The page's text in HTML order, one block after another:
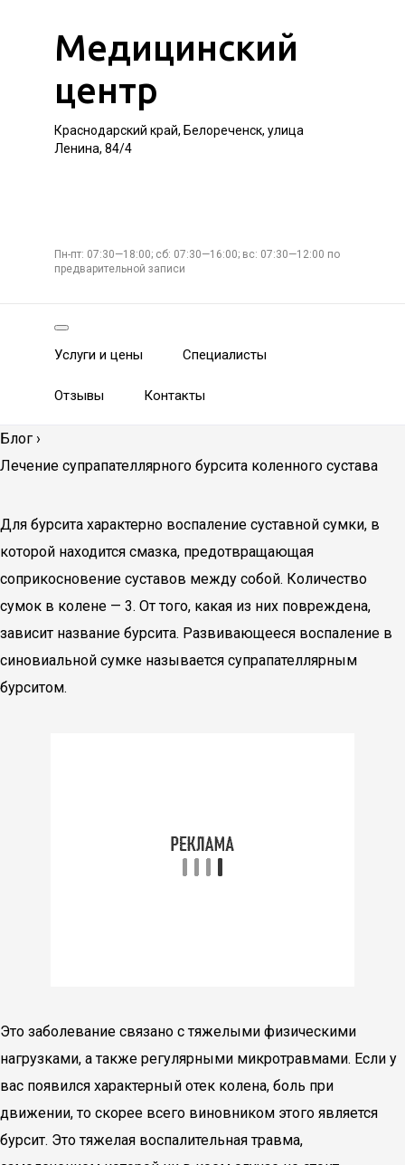
Медицинский
центр
Краснодарский край, Белореченск, улица
Ленина, 84/4
Пн-пт: 07:30—18:00; сб: 07:30—16:00; вс: 07:30—12:00 по
предварительной записи
Услуги и цены Специалисты
Отзывы Контакты
Блог ›
Лечение супрапателлярного бурсита коленного сустава
Для бурсита характерно воспаление суставной сумки, в
которой находится смазка, предотвращающая
соприкосновение суставов между собой. Количество
сумок в колене — 3. От того, какая из них повреждена,
зависит название бурсита. Развивающееся воспаление в
синовиальной сумке называется супрапателлярным
бурситом.
Это заболевание связано с тяжелыми физическими
нагрузками, а также регулярными микротравмами. Если у
вас появился характерный отек колена, боль при
движении, то скорее всего виновником этого является
бурсит. Это тяжелая воспалительная травма,